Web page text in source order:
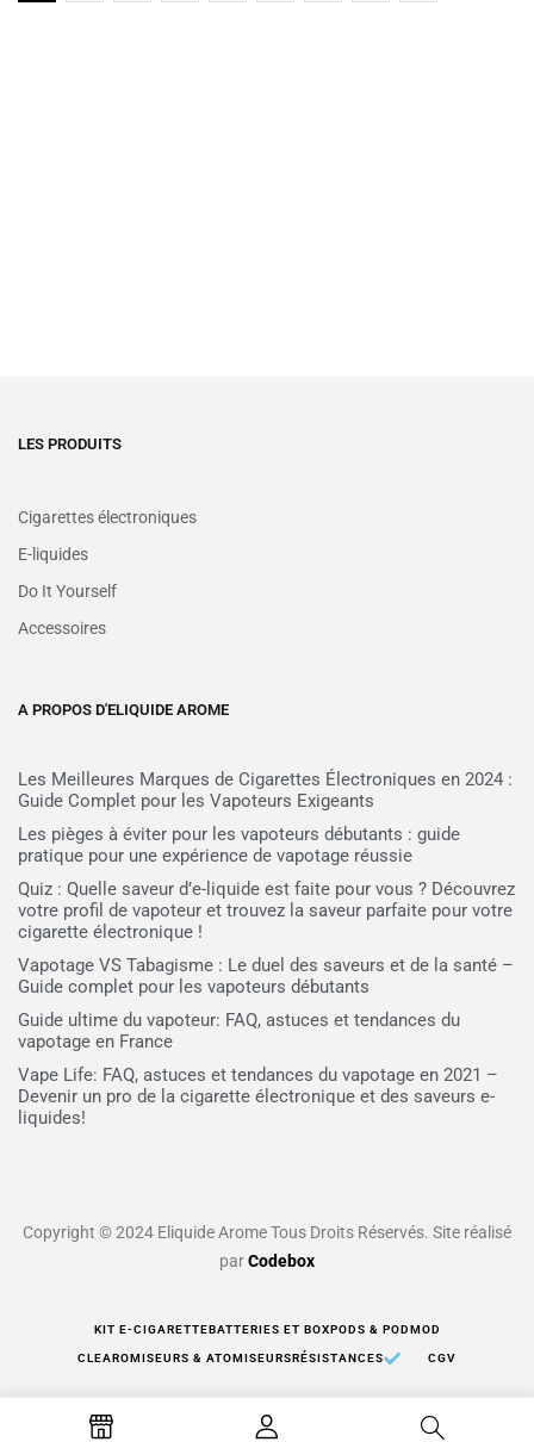
LES PRODUITS
Cigarettes électroniques
E-liquides
Do It Yourself
Accessoires
A PROPOS D'ELIQUIDE AROME
Les Meilleures Marques de Cigarettes Électroniques en 2024 :
Guide Complet pour les Vapoteurs Exigeants
Les pièges à éviter pour les vapoteurs débutants : guide
pratique pour une expérience de vapotage réussie
Quiz : Quelle saveur d’e-liquide est faite pour vous ? Découvrez
votre profil de vapoteur et trouvez la saveur parfaite pour votre
cigarette électronique !
Vapotage VS Tabagisme : Le duel des saveurs et de la santé –
Guide complet pour les vapoteurs débutants
Guide ultime du vapoteur: FAQ, astuces et tendances du
vapotage en France
Vape Life: FAQ, astuces et tendances du vapotage en 2021 –
Devenir un pro de la cigarette électronique et des saveurs e-
liquides!
Copyright © 2024 Eliquide Arome Tous Droits Réservés. Site réalisé
parCodebox
KIT E-CIGARETTEBATTERIES ET BOXPODS & PODMOD
CLEAROMISEURS & ATOMISEURSRÉSISTANCES CGV